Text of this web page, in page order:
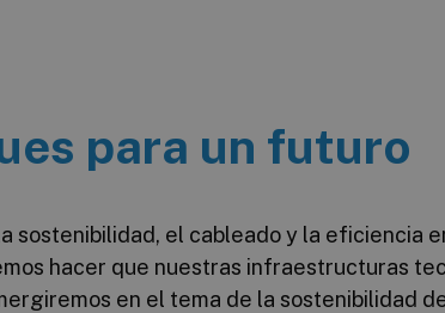
para un futuro
el cableado y la eficiencia
hacer que nuestras infraestructuras
en el tema de la sostenibilidad